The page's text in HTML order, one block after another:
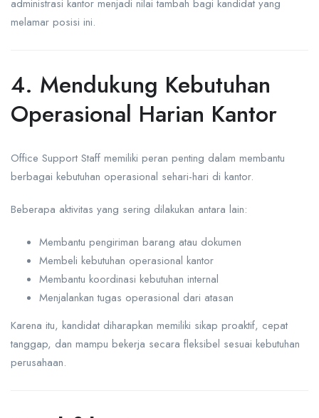
administrasi kantor menjadi nilai tambah bagi kandidat yang
melamar posisi ini.
4. Mendukung Kebutuhan
Operasional Harian Kantor
Office Support Staff memiliki peran penting dalam membantu
berbagai kebutuhan operasional sehari-hari di kantor.
Beberapa aktivitas yang sering dilakukan antara lain:
Membantu pengiriman barang atau dokumen
Membeli kebutuhan operasional kantor
Membantu koordinasi kebutuhan internal
Menjalankan tugas operasional dari atasan
Karena itu, kandidat diharapkan memiliki sikap proaktif, cepat
tanggap, dan mampu bekerja secara fleksibel sesuai kebutuhan
perusahaan.